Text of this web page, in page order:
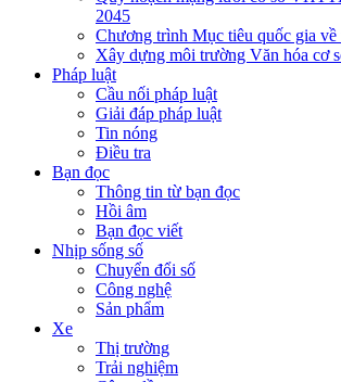
2045
Chương trình Mục tiêu quốc gia về
Xây dựng môi trường Văn hóa cơ
Pháp luật
Cầu nối pháp luật
Giải đáp pháp luật
Tin nóng
Điều tra
Bạn đọc
Thông tin từ bạn đọc
Hồi âm
Bạn đọc viết
Nhịp sống số
Chuyển đổi số
Công nghệ
Sản phẩm
Xe
Thị trường
Trải nghiệm